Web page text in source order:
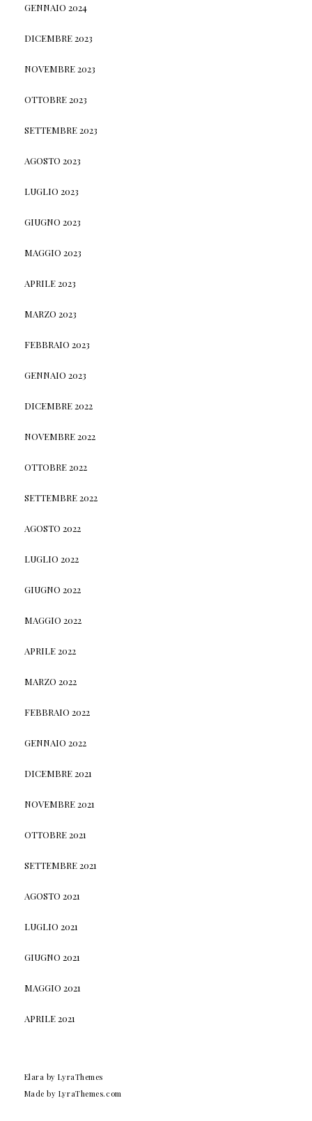
GENNAIO 2024
DICEMBRE 2023
NOVEMBRE 2023
OTTOBRE 2023
SETTEMBRE 2023
AGOSTO 2023
LUGLIO 2023
GIUGNO 2023
MAGGIO 2023
APRILE 2023
MARZO 2023
FEBBRAIO 2023
GENNAIO 2023
DICEMBRE 2022
NOVEMBRE 2022
OTTOBRE 2022
SETTEMBRE 2022
AGOSTO 2022
LUGLIO 2022
GIUGNO 2022
MAGGIO 2022
APRILE 2022
MARZO 2022
FEBBRAIO 2022
GENNAIO 2022
DICEMBRE 2021
NOVEMBRE 2021
OTTOBRE 2021
SETTEMBRE 2021
AGOSTO 2021
LUGLIO 2021
GIUGNO 2021
MAGGIO 2021
APRILE 2021
Elara by LyraThemes
Made by LyraThemes.com